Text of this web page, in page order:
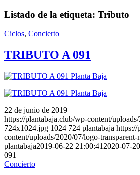
Listado de la etiqueta: Tributo
Ciclos, Concierto
TRIBUTO A 091
22 de junio de 2019
https://plantabaja.club/wp-content/
724x1024.jpg 1024 724 plantabaja https://
content/uploads/2020/07/logo-
plantabaja2019-06-22 21:00:41 2020-07-
091
Concierto